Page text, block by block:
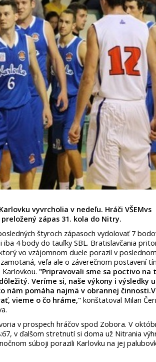
vyvrcholia v nedeľu. Hráči VŠEMvs
zápas 31. kola do Nitry.
štyroch zápasoch vydolovať 7
4 body do tauľky SBL. Bratislavčania
vo vzájomnom duele porazil v
veľa ale o záverečnom postavení
"Pripravovali sme sa poctivo na
Veríme si, naše výkony i výsledky
nám pomáha najmä v obrannej
vieme o čo hráme," konštatoval Milan
v prospech hráčov spod Zobora. V
v ďalšom stretnutí si doma už Nitrania
súboji porazili Karlovku na jej